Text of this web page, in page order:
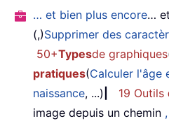
… et bien plus encore…
(,)Supprimer des
50+Typesde graphiques
pratiques(Calculer l'âge
naissance, ...) 19 Outils
image depuis un chemin